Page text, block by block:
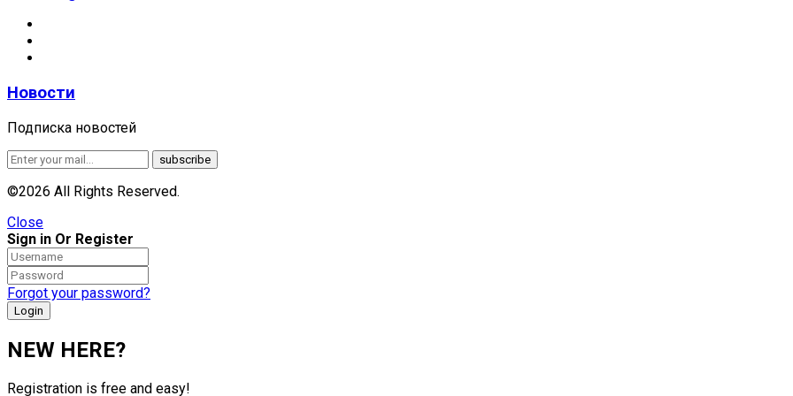
Новости
Подписка новостей
©2026 All Rights Reserved.
Close
Sign in Or Register
Forgot your password?
NEW HERE?
Registration is free and easy!